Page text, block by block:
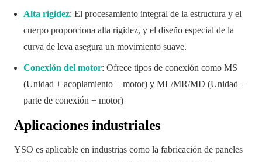
Alta rigidez: El procesamiento integral de la estructura y el
cuerpo proporciona alta rigidez, y el diseño especial de la
curva de leva asegura un movimiento suave.
Conexión del motor: Ofrece tipos de conexión como MS
(Unidad + acoplamiento + motor) y ML/MR/MD (Unidad +
parte de conexión + motor)
Aplicaciones industriales
YSO es aplicable en industrias como la fabricación de paneles